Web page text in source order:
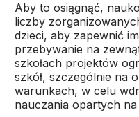
Aby to osiągnąć,
liczby
dzieci, aby zapewnić
przebywanie na
szkołach projektów
szkół, szczególnie na
warunkach, w celu
nauczania opartych